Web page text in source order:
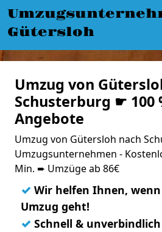
Gütersloh
Umzug von
Schusterburg ☛ 100
Angebote
Umzug von Gütersloh nach
Umzugsunternehmen -
Min. ➨ Umzüge ab 86€
✓ Wir helfen Ihnen,
Umzug geht!
✓ Schnell &